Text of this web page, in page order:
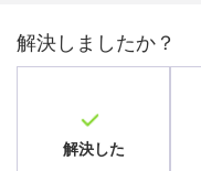
解決しましたか？
解決した